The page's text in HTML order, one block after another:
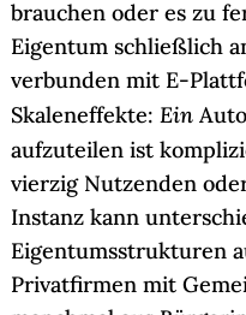
brauchen oder es zu
Eigentum schließlich
verbunden mit E-
Skaleneffekte: Ein
aufzuteilen ist
vierzig Nutzenden
Instanz kann
Eigentumsstrukturen
Privatfirmen mit